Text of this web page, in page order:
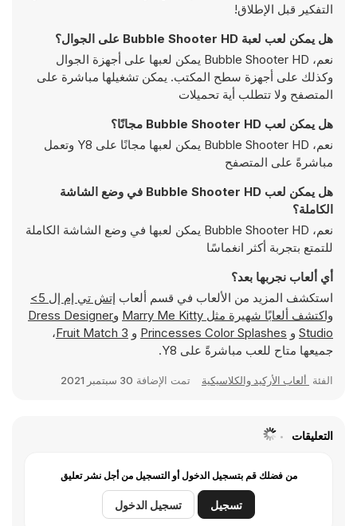
التفكير قبل الإطلاق!
هل يمكن لعب لعبة Bubble Shooter HD على الجوال؟
نعم، Bubble Shooter HD يمكن لعبها على أجهزة الجوال
وكذلك على أجهزة سطح المكتب. يمكن تشغيلها مباشرة على
المتصفح ولا تتطلب أية تحميلات
هل يمكن لعب Bubble Shooter HD مجانًا؟
نعم، Bubble Shooter HD يمكن لعبها مجانًا على Y8 وتعمل
مباشرةً على المتصفح
هل يمكن لعب Bubble Shooter HD في وضع الشاشة
الكاملة؟
نعم، Bubble Shooter HD يمكن لعبها في وضع الشاشة الكاملة
للتمتع بتجربة أكثر انغماسًا
أي ألعاب نجربها بعد؟
استكشف المزيد من الألعاب في قسم ألعاب
إتش تي إم إل 5>
واكتشف ألعابًا شهيرة مثل Marry Me Kitty وDress Designer
Studio و Princesses Color Splashes و Fruit Match 3،
جميعها متاح للعب مباشرةً على Y8.
الفئة ألعاب الأركيد والكلاسيكية تمت الإضافة 30 سبتمبر 2021
التعليقات
من فضلك قم بتسجيل الدخول أو التسجيل من أجل نشر تعليق
تسجيل تسجيل الدخول